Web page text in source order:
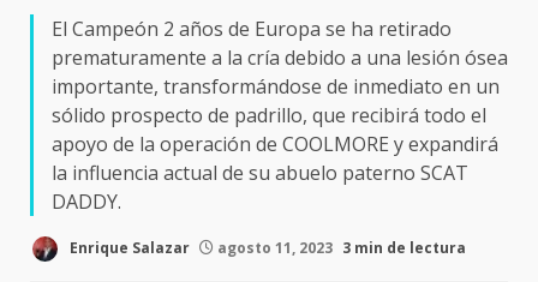
El Campeón 2 años de Europa se ha retirado
prematuramente a la cría debido a una lesión ósea
importante, transformándose de inmediato en un
sólido prospecto de padrillo, que recibirá todo el
apoyo de la operación de COOLMORE y expandirá
la influencia actual de su abuelo paterno SCAT
DADDY.
Enrique Salazar agosto 11, 2023 3 min de lectura